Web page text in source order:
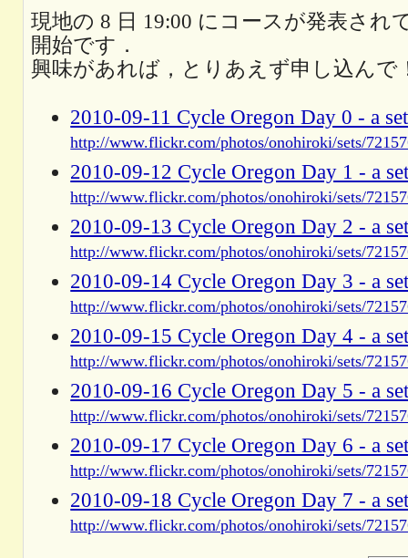
現地の 8 日 19:00 にコースが発表され
開始です．
興味があれば，とりあえず申し込んで
2010-09-11 Cycle Oregon Day 0 - a
http://www.flickr.com/photos/onohiroki/sets/
2010-09-12 Cycle Oregon Day 1 - a
http://www.flickr.com/photos/onohiroki/sets/
2010-09-13 Cycle Oregon Day 2 - a
http://www.flickr.com/photos/onohiroki/sets/
2010-09-14 Cycle Oregon Day 3 - a
http://www.flickr.com/photos/onohiroki/sets/
2010-09-15 Cycle Oregon Day 4 - a
http://www.flickr.com/photos/onohiroki/sets/
2010-09-16 Cycle Oregon Day 5 - a
http://www.flickr.com/photos/onohiroki/sets/
2010-09-17 Cycle Oregon Day 6 - a
http://www.flickr.com/photos/onohiroki/sets/
2010-09-18 Cycle Oregon Day 7 - a
http://www.flickr.com/photos/onohiroki/sets/